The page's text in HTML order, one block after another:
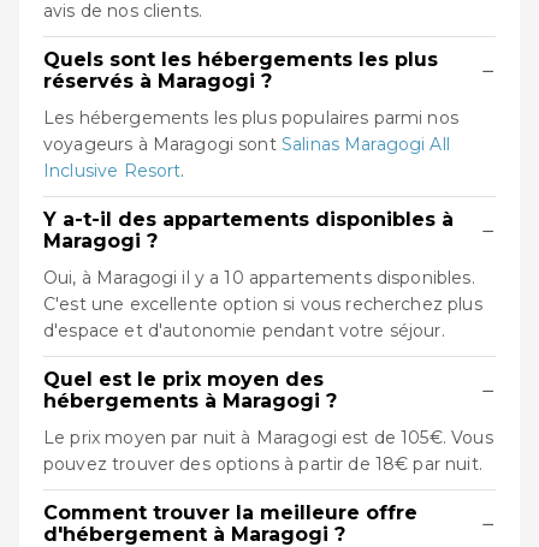
avis de nos clients.
Quels sont les hébergements les plus
réservés à Maragogi ?
−
Les hébergements les plus populaires parmi nos
voyageurs à Maragogi sont Salinas Maragogi All
Inclusive Resort.
Y a-t-il des appartements disponibles à
Maragogi ?
−
Oui, à Maragogi il y a 10 appartements disponibles.
C'est une excellente option si vous recherchez plus
d'espace et d'autonomie pendant votre séjour.
Quel est le prix moyen des
hébergements à Maragogi ?
−
Le prix moyen par nuit à Maragogi est de 105€. Vous
pouvez trouver des options à partir de 18€ par nuit.
Comment trouver la meilleure offre
d'hébergement à Maragogi ?
−